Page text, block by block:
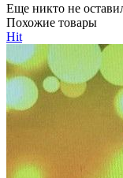
Еще никто не
Похожие товары
Hit